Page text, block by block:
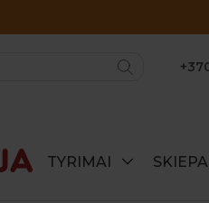
TYRIMAI